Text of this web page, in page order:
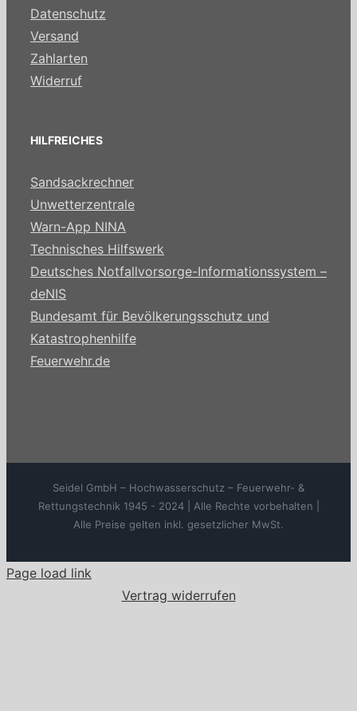
Datenschutz
Versand
Zahlarten
Widerruf
HILFREICHES
Sandsackrechner
Unwetterzentrale
Warn-App NINA
Technisches Hilfswerk
Deutsches Notfallvorsorge-Informationssystem –
deNIS
Bundesamt für Bevölkerungsschutz und
Katastrophenhilfe
Feuerwehr.de
Seidel GmbH – Hochwasserschutz – Feuerwehr- &
Rettungstechnik 1945 - 2024 | Alle Rechte vorbehalten |
Alle Preise gelten inkl. gesetzlicher MwSt.
Page load link
Vertrag widerrufen